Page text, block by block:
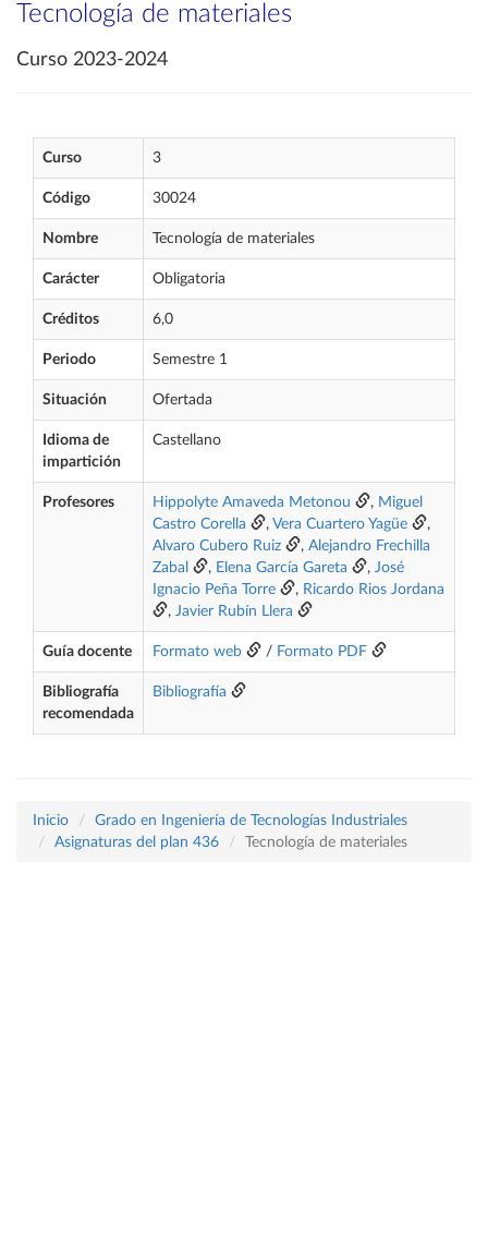
Tecnología de materiales
Curso 2023-2024
Curso 3
Código 30024
Nombre Tecnología de materiales
Carácter Obligatoria
Créditos 6,0
Periodo Semestre 1
Situación Ofertada
Idioma de
impartición
Castellano
Profesores Hippolyte Amaveda Metonou , Miguel
Castro Corella
, Vera Cuartero Yagüe
,
Alvaro Cubero Ruiz
, Alejandro Frechilla
Zabal
, Elena García Gareta , José
Ignacio Peña Torre
, Ricardo Rios Jordana
, Javier Rubín Llera
Guía docente Formato web / Formato PDF
Bibliografía
recomendada
Bibliografía
Inicio
Grado en Ingeniería de Tecnologías Industriales
Asignaturas del plan 436
Tecnología de materiales